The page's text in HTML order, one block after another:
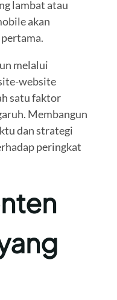
lambat atau
akan
melalui
website
satu faktor
Membangun
dan strategi
peringkat